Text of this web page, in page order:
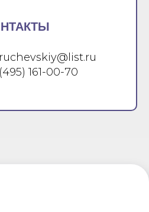
161-00-70